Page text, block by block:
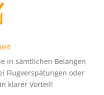
in sämtlichen Belangen
Flugverspätungen oder
klarer Vorteil!